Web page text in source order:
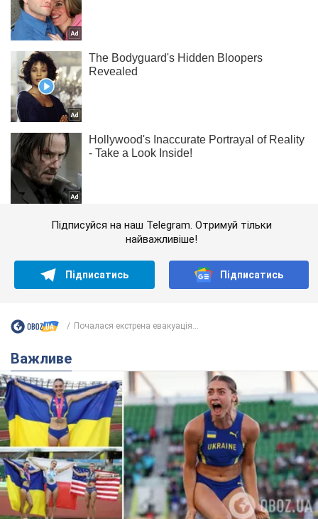
Підписуйся на наш Telegram. Отримуй тільки
найважливіше!
Підписатись Підписатись
Почалася екстрена евакуація...
Важливе